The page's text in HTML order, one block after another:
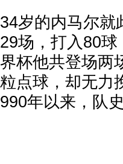
34岁的内马尔就
29场，打入80
界杯他共登场两
粒点球，却无力
990年以来，队